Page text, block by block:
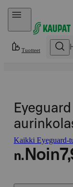
Hyppää sisältöön
Tuotteet
Kaikki Eyeguard-
n. Noin